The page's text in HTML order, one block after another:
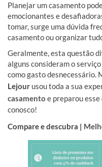
Planejar um casamento
emocionantes e
tomar, surge uma dúvida
casamento ou organizar
Geralmente, esta questão
alguns consideram o
como gasto desnecessário.
Lejour usou toda a sua
casamento e preparou
conosco!
Compare e descubra |